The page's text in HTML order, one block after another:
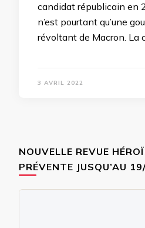
candidat républicain en
n’est pourtant qu’une
révoltant de Macron. La
3 AVRIL 2022
NOUVELLE REVUE
PRÉVENTE JUSQU’AU